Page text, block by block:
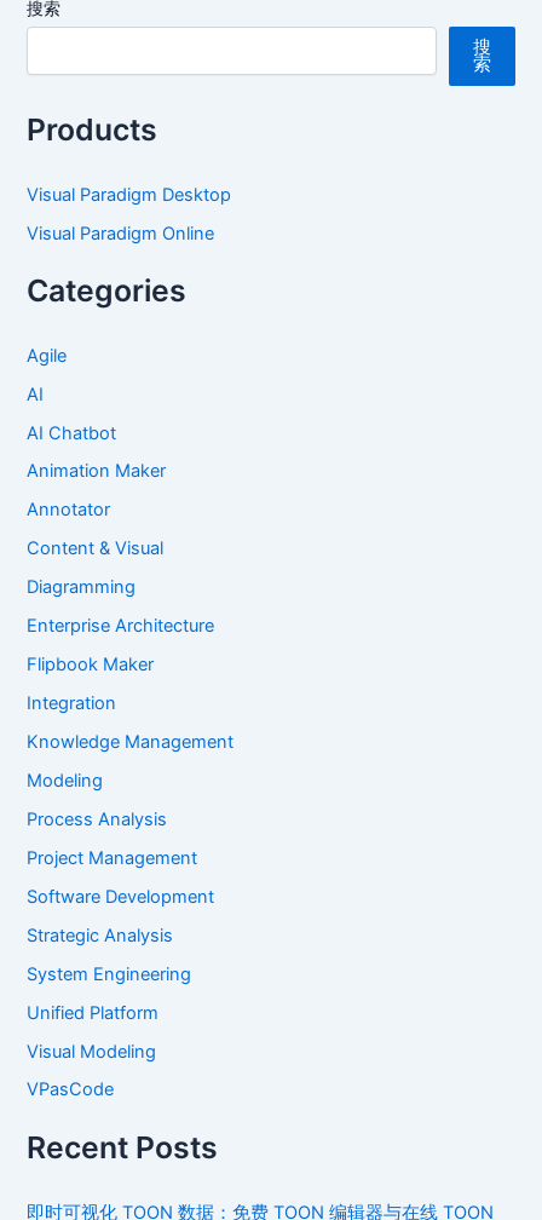
搜索
搜
索
Products
Visual Paradigm Desktop
Visual Paradigm Online
Categories
Agile
AI
AI Chatbot
Animation Maker
Annotator
Content & Visual
Diagramming
Enterprise Architecture
Flipbook Maker
Integration
Knowledge Management
Modeling
Process Analysis
Project Management
Software Development
Strategic Analysis
System Engineering
Unified Platform
Visual Modeling
VPasCode
Recent Posts
即时可视化 TOON 数据：免费 TOON 编辑器与在线 TOON